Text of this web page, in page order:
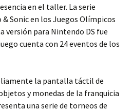
en el taller. La serie
Sonic en los Juegos Olímpicos
versión para Nintendo DS fue
cuenta con 24 eventos de los
la pantalla táctil de
y monedas de la franquicia
una serie de torneos de